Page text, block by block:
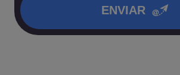
ENVIAR